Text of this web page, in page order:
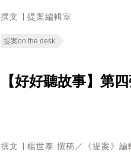
撰文 ∣ 提案編輯室
提案on the desk
【好好聽故事】第
撰文 ∣ 楊世泰 撰稿／《提案》編